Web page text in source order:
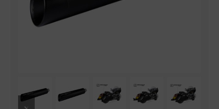
previous
next